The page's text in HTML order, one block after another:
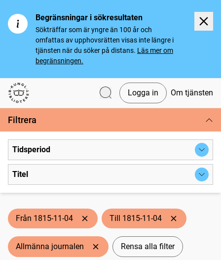
Begränsningar i sökresultaten
Sökträffar som är yngre än 100 år och
omfattas av upphovsrätten visas inte längre i
tjänsten när du söker på distans. Läs mer om
begränsningen.
Svenska tidningar
Logga in Om tjänsten
Filtrera
Tidsperiod
Titel
Från 1815-11-04 Till 1815-11-04
Allmänna journalen Rensa alla filter